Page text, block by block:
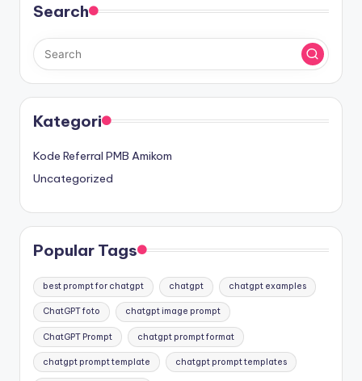
Search
Kategori
Kode Referral PMB Amikom
Uncategorized
Popular Tags
best prompt for chatgpt chatgpt chatgpt examples
ChatGPT foto chatgpt image prompt
ChatGPT Prompt chatgpt prompt format
chatgpt prompt template chatgpt prompt templates